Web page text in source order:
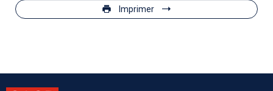
Imprimer